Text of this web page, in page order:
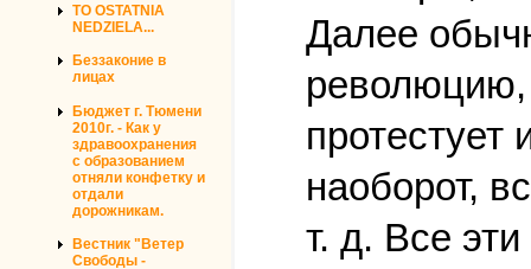
TO OSTATNIA
NEDZIELA...
Беззаконие в
лицах
Бюджет г. Тюмени
2010г. - Как у
здравоохранения
с образованием
отняли конфетку и
отдали
дорожникам.
Вестник "Ветер
Свободы -
Далее
революцию,
наоборот,
т. д. Все